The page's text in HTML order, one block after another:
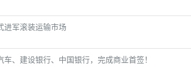
进军滚装运输市场
、建设银行、中国银行，完成商业首签！